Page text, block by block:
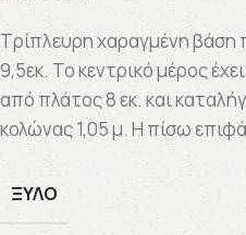
Τρίπλευρη χαραγμένη βάση
9,5εκ. Το κεντρικό μέρος
από πλάτος 8 εκ. και
κολώνας 1,05 μ. Η πίσω
ΞΎΛΟ